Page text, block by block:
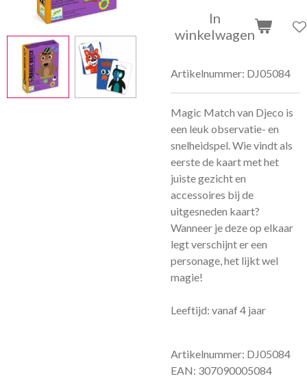
In
winkelwagen
Artikelnummer: DJ05084
Magic Match van Djeco is
een leuk observatie- en
snelheidspel. Wie vindt als
eerste de kaart met het
juiste gezicht en
accessoires bij de
uitgesneden kaart?
Wanneer je deze op elkaar
legt verschijnt er een
personage, het lijkt wel
magie!
Leeftijd: vanaf 4 jaar
Artikelnummer: DJ05084
EAN: 307090005084